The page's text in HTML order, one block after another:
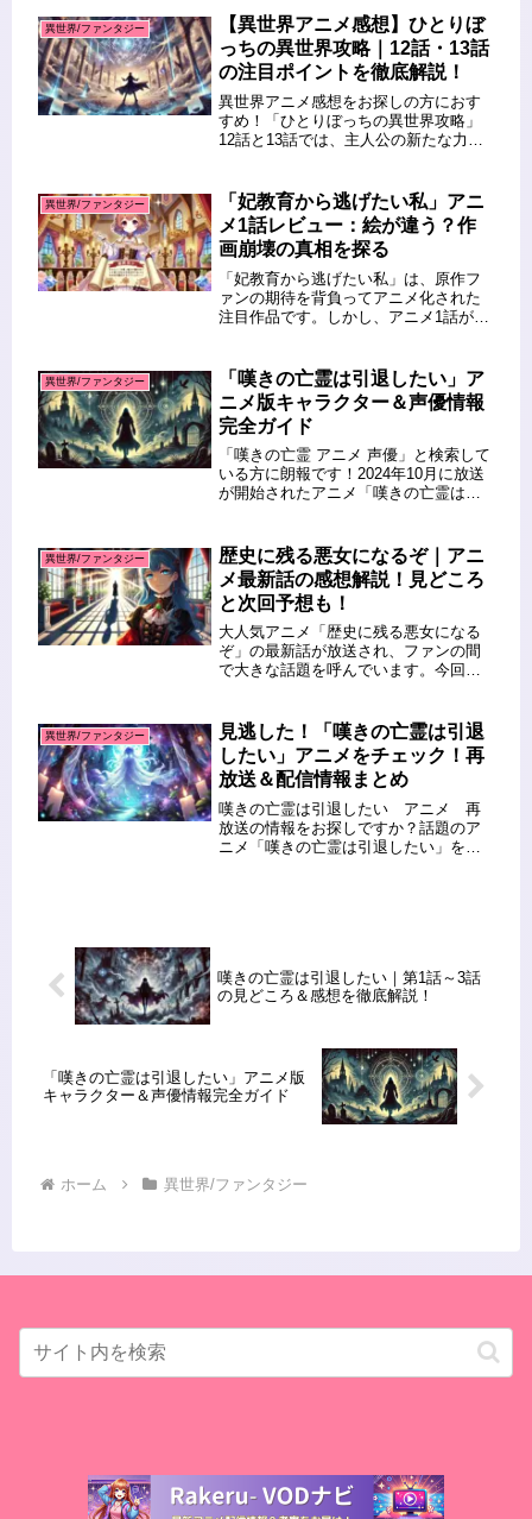
者を魅了してきました。「オーバーロ
ード」や「この素晴らしい世界に祝
福...
異世界/ファンタジー
【異世界アニメ感想】ひとりぼ
っちの異世界攻略｜12話・13話
の注目ポイントを徹底解説！
異世界アニメ感想をお探しの方におす
すめ！「ひとりぼっちの異世界攻略」
12話と13話では、主人公の新たな力や
記事では、注目ポイントや伏線回収の
見どころを詳しく解説し、次回への...
異世界/ファンタジー
「妃教育から逃げたい私」アニ
メ1話レビュー：絵が違う？作
画崩壊の真相を探る
「妃教育から逃げたい私」は、原作フ
ァンの期待を背負ってアニメ化された
注目作品です。しかし、アニメ1話が放
た。この記事では、アニメ1話の作画に
関する評判や原作との絵柄の違いに...
異世界/ファンタジー
「嘆きの亡霊は引退したい」ア
ニメ版キャラクター＆声優情報
完全ガイド
「嘆きの亡霊 アニメ 声優」と検索して
いる方に朗報です！2024年10月に放送
が開始されたアニメ「嘆きの亡霊は引
の記事では、主人公クライをはじめと
する登場キャラクターの特徴...
異世界/ファンタジー
歴史に残る悪女になるぞ｜アニ
メ最新話の感想解説！見どころ
と次回予想も！
大人気アニメ「歴史に残る悪女になる
ぞ」の最新話が放送され、ファンの間
で大きな話題を呼んでいます。今回の
感想が飛び交っています。この記事で
は、最新話の見どころや注目ポイン
ト...
異世界/ファンタジー
見逃した！「嘆きの亡霊は引退
したい」アニメをチェック！再
放送＆配信情報まとめ
嘆きの亡霊は引退したい アニメ 再
放送の情報をお探しですか？話題のア
ニメ「嘆きの亡霊は引退したい」を見
嘆きの亡霊は引退したい｜第1話～3話
の見どころ＆感想を徹底解説！
「嘆きの亡霊は引退したい」アニメ版
キャラクター＆声優情報完全ガイド
ホーム 異世界/ファンタジー